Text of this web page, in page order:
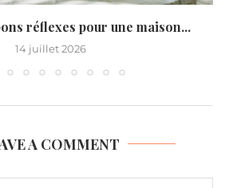
réflexes pour une maison...
14 juillet 2026
A COMMENT